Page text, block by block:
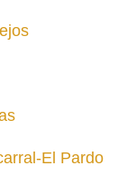
El Pardo